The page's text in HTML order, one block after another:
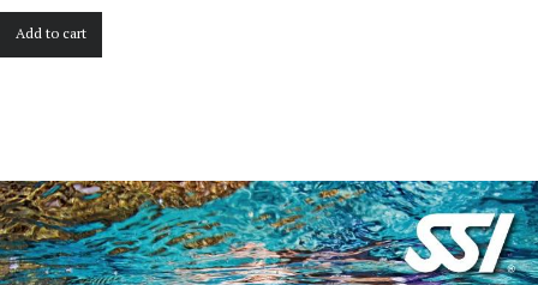
Add to cart